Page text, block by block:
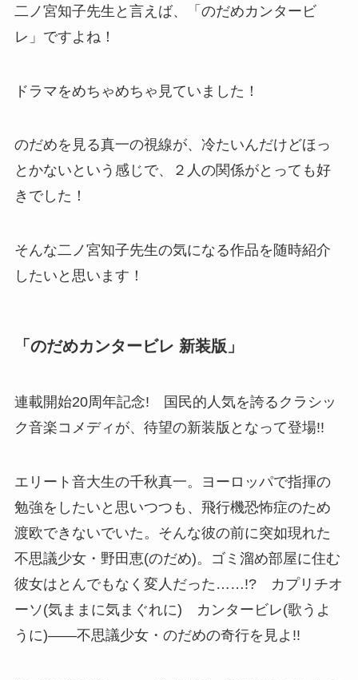
二ノ宮知子先生と言えば、「のだめカンタービ
レ」ですよね！
ドラマをめちゃめちゃ見ていました！
のだめを見る真一の視線が、冷たいんだけどほっ
とかないという感じで、２人の関係がとっても好
きでした！
そんな二ノ宮知子先生の気になる作品を随時紹介
したいと思います！
「のだめカンタービレ 新装版」
連載開始20周年記念! 国民的人気を誇るクラシッ
ク音楽コメディが、待望の新装版となって登場!!
エリート音大生の千秋真一。ヨーロッパで指揮の
勉強をしたいと思いつつも、飛行機恐怖症のため
渡欧できないでいた。そんな彼の前に突如現れた
不思議少女・野田恵(のだめ)。ゴミ溜め部屋に住む
彼女はとんでもなく変人だった……!? カプリチオ
ーソ(気ままに気まぐれに) カンタービレ(歌うよ
うに)――不思議少女・のだめの奇行を見よ!!